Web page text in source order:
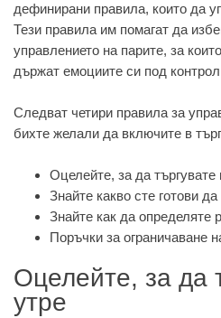
дефинирани правила, които да
Тези правила им помагат да
управлението на парите, за
държат емоциите си под
Следват четири правила за
бихте желали да включите в
Оцелейте, за да
Знайте какво сте готови
Знайте как да определяте
Поръчки за ограничаване
Оцелейте, за да
утре